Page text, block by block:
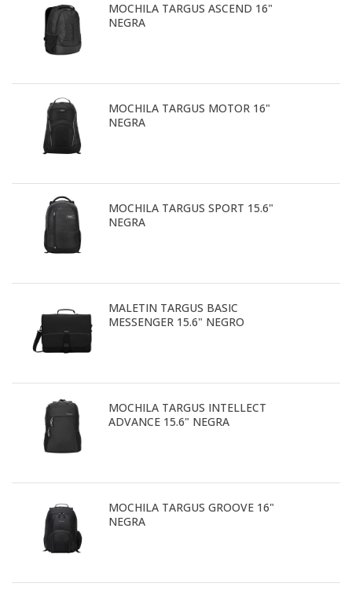
MOCHILA TARGUS ASCEND 16"
NEGRA
MOCHILA TARGUS MOTOR 16"
NEGRA
MOCHILA TARGUS SPORT 15.6"
NEGRA
MALETIN TARGUS BASIC
MESSENGER 15.6" NEGRO
MOCHILA TARGUS INTELLECT
ADVANCE 15.6" NEGRA
MOCHILA TARGUS GROOVE 16"
NEGRA